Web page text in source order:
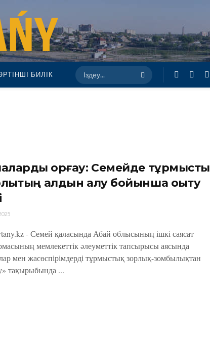
БИЛІК
қорғау: Семейде тұрмыстық
алдын алу бойынша оқыту
- Семей қаласында Абай облысының ішкі саясат
мемлекеттік әлеуметтік тапсырысы аясында
мен жасөспірімдерді тұрмыстық зорлық-зомбылықтан
тақырыбында ...